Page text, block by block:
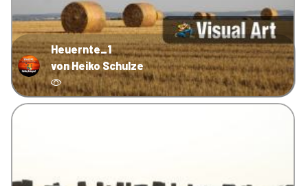
Heuernte_1
von Heiko Schulze